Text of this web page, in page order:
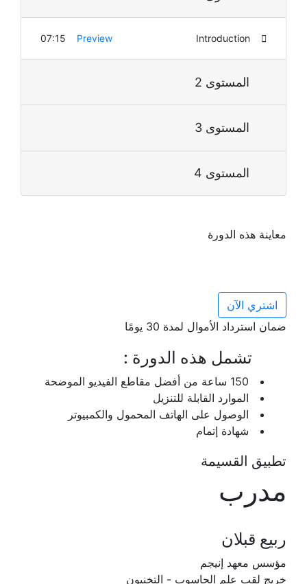
Introduction
Preview
07:15
المستوى 2
المستوى 3
المستوى 4
معاينة هذه الدورة
اشتري الآن
ضمان استرداد الأموال لمدة 30 يومًا
تشمل هذه الدورة :
الموارد القابلة للتنزيل
الوصول على الهاتف المحمول والكمبيوتر
شهادة إتمام
تطبيق القسيمة
مدرب
ربيع قبلان
مؤسس معهد إنيجم
خريج لقب علم الحاسوب - التخنيون